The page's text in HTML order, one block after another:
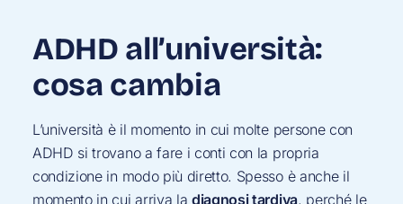
ADHD all’università:
cosa cambia
L’università è il momento in cui molte persone con
ADHD si trovano a fare i conti con la propria
condizione in modo più diretto. Spesso è anche il
momento in cui arriva la diagnosi tardiva, perché le